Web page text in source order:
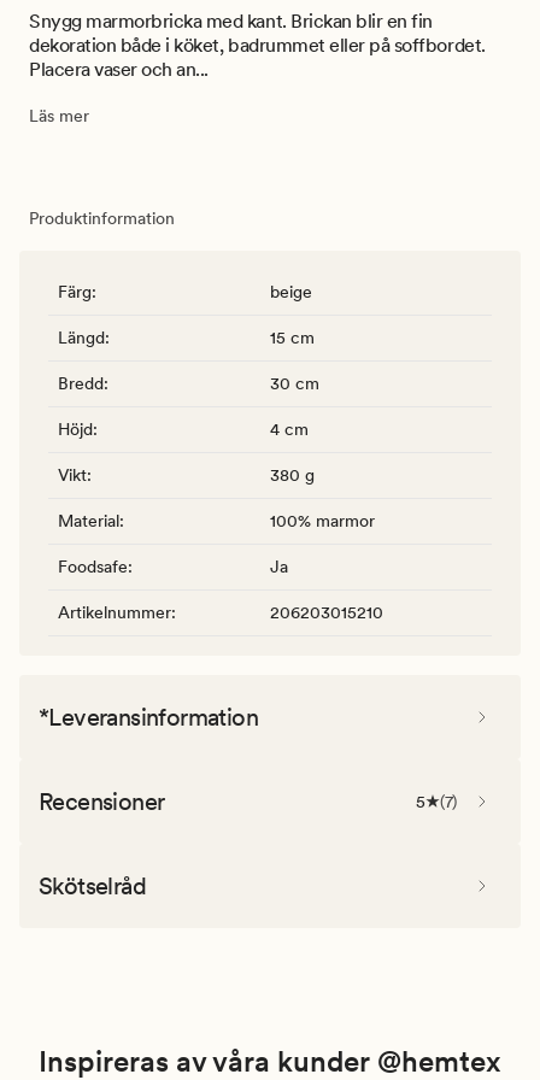
Snygg marmorbricka med kant. Brickan blir en fin
dekoration både i köket, badrummet eller på soffbordet.
Placera vaser och an...
Läs mer
Produktinformation
Färg: beige
Längd: 15 cm
Bredd: 30 cm
Höjd: 4 cm
Vikt: 380 g
Material: 100% marmor
Foodsafe: Ja
Artikelnummer: 206203015210
*Leveransinformation
Recensioner 5 (7)
Skötselråd
Inspireras av våra kunder @hemtex